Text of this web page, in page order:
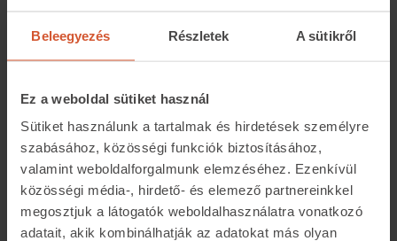
Beleegyezés Részletek A sütikről
Ez a weboldal sütiket használ
Sütiket használunk a tartalmak és hirdetések személyre
szabásához, közösségi funkciók biztosításához,
valamint weboldalforgalmunk elemzéséhez. Ezenkívül
közösségi média-, hirdető- és elemező partnereinkkel
megosztjuk a látogatók weboldalhasználatra vonatkozó
adatait, akik kombinálhatják az adatokat más olyan
középérték, az újakat pedig 1,65 millió forintos ár
amelyek most kiemelt beruházási státuszt kaptak.
Debrecenben egy most kiemelt státuszt kapott 450
lakásos fejlesztés hozhat kínálatbővülést. A városban
jelenleg az új építésű lakásoknál 1,3 millió forint a
medián négyzetméterár, ugyanez a használtaknál pedig
1 millió forint körül alakul.